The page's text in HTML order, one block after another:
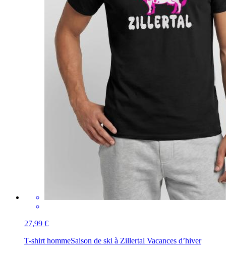
27,99 €
T-shirt hommeSaison de ski à Zillertal Vacances d’hiver